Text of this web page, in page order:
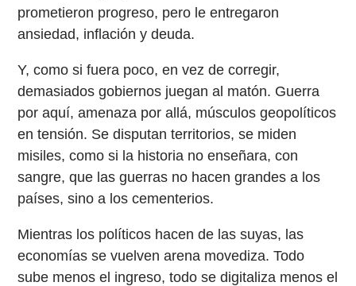
prometieron progreso, pero le entregaron
ansiedad, inflación y deuda.
Y, como si fuera poco, en vez de corregir,
demasiados gobiernos juegan al matón. Guerra
por aquí, amenaza por allá, músculos geopolíticos
en tensión. Se disputan territorios, se miden
misiles, como si la historia no enseñara, con
sangre, que las guerras no hacen grandes a los
países, sino a los cementerios.
Mientras los políticos hacen de las suyas, las
economías se vuelven arena movediza. Todo
sube menos el ingreso, todo se digitaliza menos el